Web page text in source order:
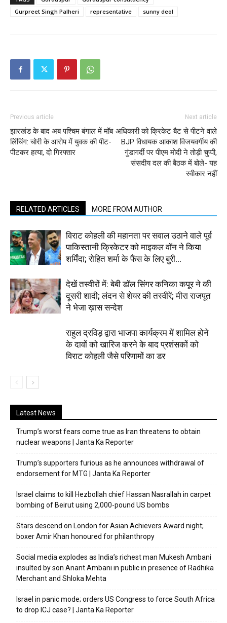
Gurpreet Singh Palheri
representative sunny deol
Previous article
झारखंड के बाद अब पश्चिम बंगाल में मॉब
लिंचिंग: चोरी के आरोप में युवक की पीट-
पीटकर हत्या, दो गिरफ्तार
Next article
अधिकारी को क्रिकेट बैट से पीटने वाले
BJP विधायक आकाश विजयवर्गीय की
गुंडागर्दी पर पीएम मोदी ने तोड़ी चुप्पी,
संसदीय दल की बैठक में बोले- यह
स्वीकार नहीं
RELATED ARTICLES MORE FROM AUTHOR
विराट कोहली की महानता पर सवाल उठाने वाले पूर्व
पाकिस्तानी क्रिकेटर को माइकल वॉन ने किया
शर्मिंदा; रोहित शर्मा के फैंस के लिए बुरी...
देखें तस्वीरों में: बेबी डॉल सिंगर कनिका कपूर ने की
दूसरी शादी; लंदन से शेयर की तस्वीरें; मीरा राजपूत
ने भेजा ख़ास सन्देश
राहुल द्रविड़ द्वारा भाजपा कार्यक्रम में शामिल होने
के दावों को खारिज करने के बाद प्रशंसकों को
विराट कोहली जैसे परिणामों का डर
Latest News
Trump’s worst fears come true as Iran threatens to obtain
nuclear weapons | Janta Ka Reporter
Trump’s supporters furious as he announces withdrawal of
endorsement for MTG | Janta Ka Reporter
Israel claims to kill Hezbollah chief Hassan Nasrallah in carpet
bombing of Beirut using 2,000-pound US bombs
Stars descend on London for Asian Achievers Award night;
boxer Amir Khan honoured for philanthropy
Social media explodes as India’s richest man Mukesh Ambani
insulted by son Anant Ambani in public in presence of Radhika
Merchant and Shloka Mehta
Israel in panic mode; orders US Congress to force South Africa
to drop ICJ case? | Janta Ka Reporter